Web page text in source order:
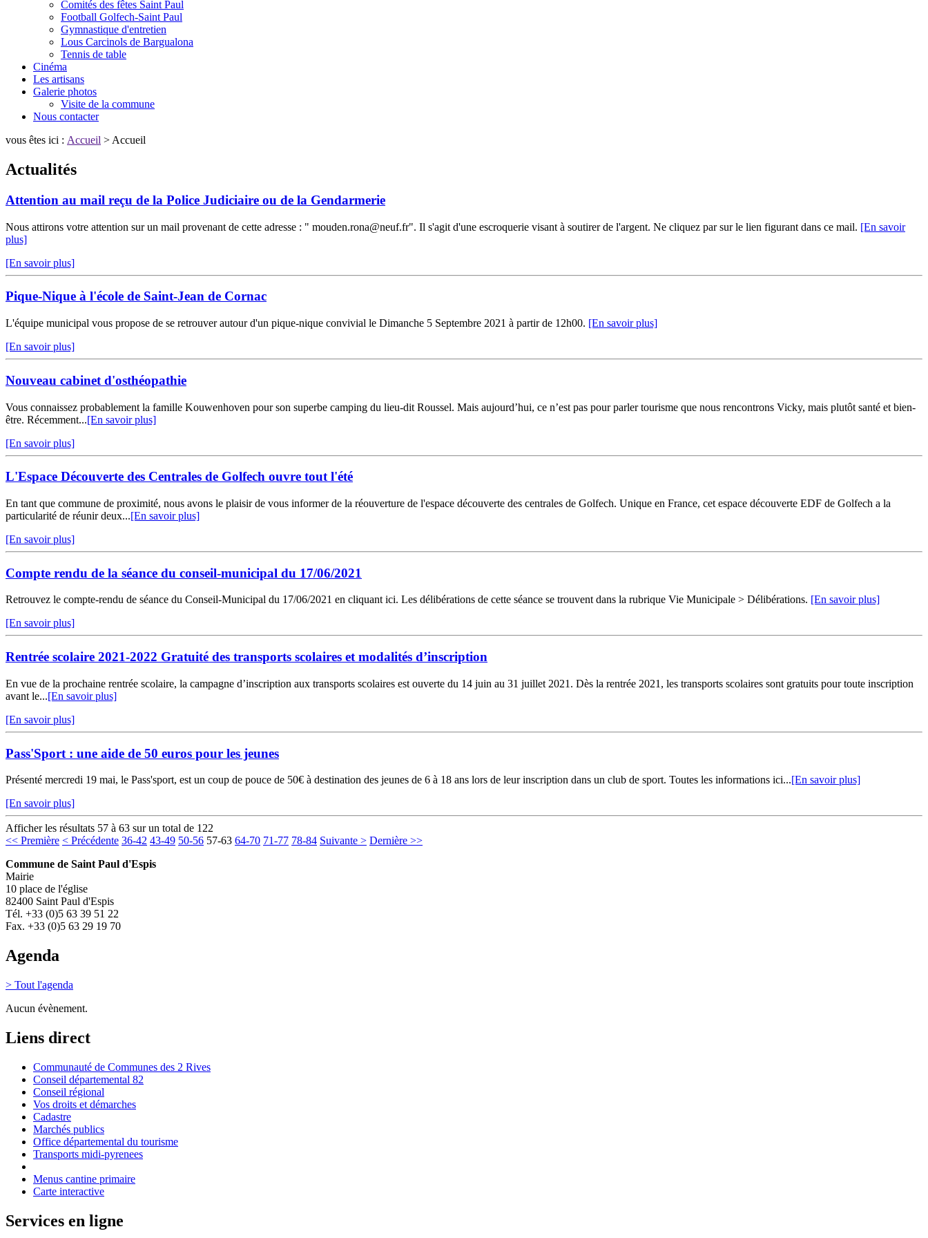
Comités des fêtes Saint Paul
Football Golfech-Saint Paul
Gymnastique d'entretien
Lous Carcinols de Bargualona
Tennis de table
Cinéma
Les artisans
Galerie photos
Visite de la commune
Nous contacter
vous êtes ici : Accueil > Accueil
Actualités
Attention au mail reçu de la Police Judiciaire ou de la Gendarmerie
Nous attirons votre attention sur un mail provenant de cette adresse : " mouden.rona@neuf.fr". Il s'agit d'une escroquerie visant à soutirer de l'argent. Ne cliquez par sur le lien figurant dans ce mail. [En savoir
plus]
[En savoir plus]
Pique-Nique à l'école de Saint-Jean de Cornac
L'équipe municipal vous propose de se retrouver autour d'un pique-nique convivial le Dimanche 5 Septembre 2021 à partir de 12h00. [En savoir plus]
[En savoir plus]
Nouveau cabinet d'osthéopathie
Vous connaissez probablement la famille Kouwenhoven pour son superbe camping du lieu-dit Roussel. Mais aujourd’hui, ce n’est pas pour parler tourisme que nous rencontrons Vicky, mais plutôt santé et bien-
être. Récemment...[En savoir plus]
[En savoir plus]
L'Espace Découverte des Centrales de Golfech ouvre tout l'été
En tant que commune de proximité, nous avons le plaisir de vous informer de la réouverture de l'espace découverte des centrales de Golfech. Unique en France, cet espace découverte EDF de Golfech a la
particularité de réunir deux...[En savoir plus]
[En savoir plus]
Compte rendu de la séance du conseil-municipal du 17/06/2021
Retrouvez le compte-rendu de séance du Conseil-Municipal du 17/06/2021 en cliquant ici. Les délibérations de cette séance se trouvent dans la rubrique Vie Municipale > Délibérations. [En savoir plus]
[En savoir plus]
Rentrée scolaire 2021-2022 Gratuité des transports scolaires et modalités d’inscription
En vue de la prochaine rentrée scolaire, la campagne d’inscription aux transports scolaires est ouverte du 14 juin au 31 juillet 2021. Dès la rentrée 2021, les transports scolaires sont gratuits pour toute inscription
avant le...[En savoir plus]
[En savoir plus]
Pass'Sport : une aide de 50 euros pour les jeunes
Présenté mercredi 19 mai, le Pass'sport, est un coup de pouce de 50€ à destination des jeunes de 6 à 18 ans lors de leur inscription dans un club de sport. Toutes les informations ici...[En savoir plus]
[En savoir plus]
Afficher les résultats 57 à 63 sur un total de 122
<< Première < Précédente 36-42 43-49 50-56 57-63 64-70 71-77 78-84 Suivante > Dernière >>
Commune de Saint Paul d'Espis
Mairie
10 place de l'église
82400 Saint Paul d'Espis
Tél. +33 (0)5 63 39 51 22
Fax. +33 (0)5 63 29 19 70
Agenda
> Tout l'agenda
Aucun évènement.
Liens direct
Communauté de Communes des 2 Rives
Conseil départemental 82
Conseil régional
Vos droits et démarches
Cadastre
Marchés publics
Office départemental du tourisme
Transports midi-pyrenees
Menus cantine primaire
Carte interactive
Services en ligne